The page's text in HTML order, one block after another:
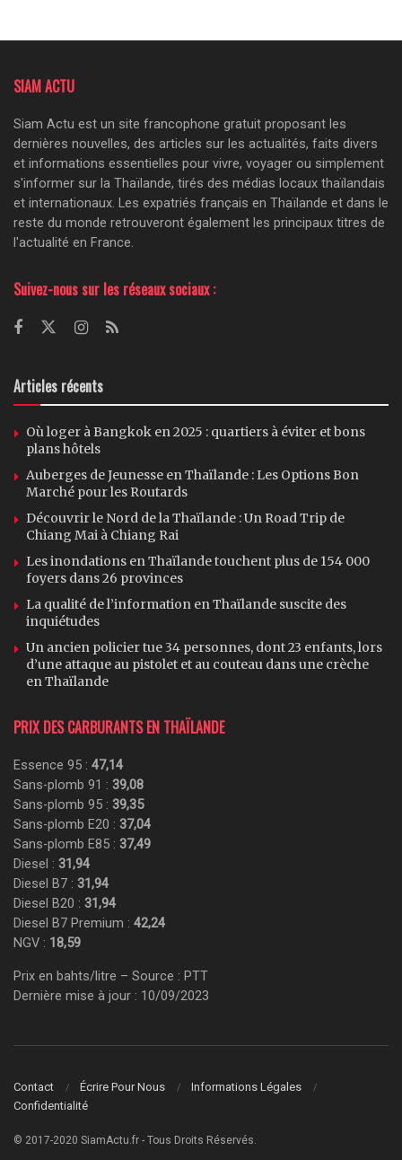
SIAM ACTU
Siam Actu est un site francophone gratuit proposant les
dernières nouvelles, des articles sur les actualités, faits divers
et informations essentielles pour vivre, voyager ou simplement
s'informer sur la Thaïlande, tirés des médias locaux thaïlandais
et internationaux. Les expatriés français en Thaïlande et dans le
reste du monde retrouveront également les principaux titres de
l'actualité en France.
Suivez-nous sur les réseaux sociaux :
Articles récents
Où loger à Bangkok en 2025 : quartiers à éviter et bons
plans hôtels
Auberges de Jeunesse en Thaïlande : Les Options Bon
Marché pour les Routards
Découvrir le Nord de la Thaïlande : Un Road Trip de
Chiang Mai à Chiang Rai
Les inondations en Thaïlande touchent plus de 154 000
foyers dans 26 provinces
La qualité de l’information en Thaïlande suscite des
inquiétudes
Un ancien policier tue 34 personnes, dont 23 enfants, lors
d’une attaque au pistolet et au couteau dans une crèche
en Thaïlande
PRIX DES CARBURANTS EN THAÏLANDE
Essence 95 : 47,14
Sans-plomb 91 : 39,08
Sans-plomb 95 : 39,35
Sans-plomb E20 : 37,04
Sans-plomb E85 : 37,49
Diesel : 31,94
Diesel B7 : 31,94
Diesel B20 : 31,94
Diesel B7 Premium : 42,24
NGV : 18,59
Prix en bahts/litre – Source : PTT
Dernière mise à jour : 10/09/2023
Contact Écrire Pour Nous
Informations Légales
Confidentialité
© 2017-2020 SiamActu.fr - Tous Droits Réservés.